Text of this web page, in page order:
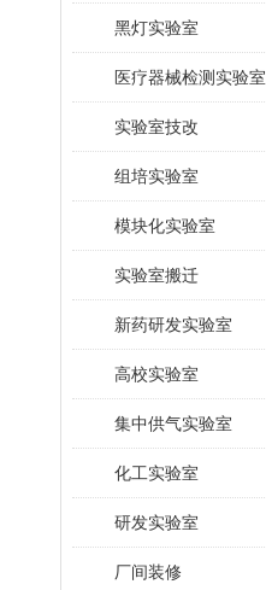
黑灯实验室
医疗器械检测实验室
实验室技改
组培实验室
模块化实验室
实验室搬迁
新药研发实验室
高校实验室
集中供气实验室
化工实验室
研发实验室
厂间装修